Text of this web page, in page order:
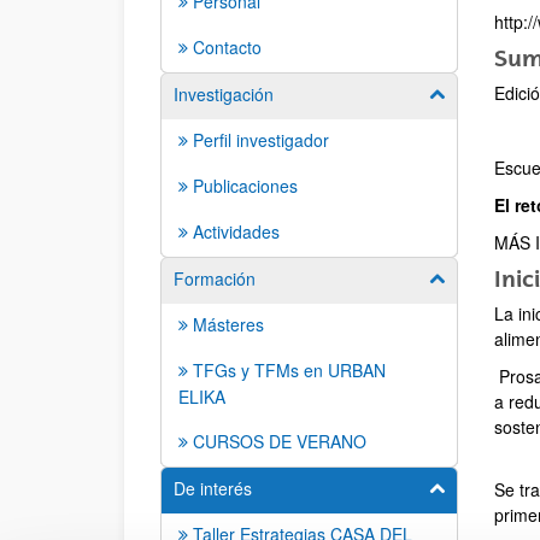
Contacto
Investigación
Mostrar/
Perfil investigador
Publicaciones
Actividades
Formación
Mostrar/
Másteres
TFGs y TFMs en URBAN
ELIKA
CURSOS DE VERANO
De interés
Mostrar/
Taller Estrategias CASA DEL
El
MÁS
La
a
Se